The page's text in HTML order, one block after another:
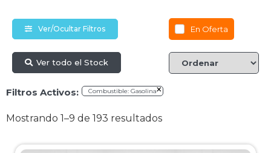
Ver/Ocultar Filtros En Oferta
Ver todo el Stock
Filtros Activos: Combustible: Gasolina×
Mostrando 1–9 de 193 resultados